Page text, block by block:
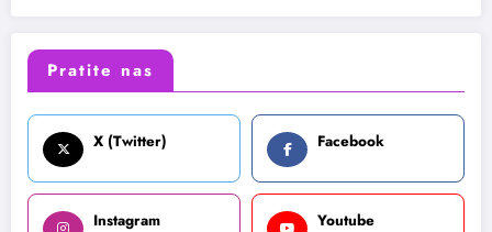
Pratite nas
X (Twitter) Facebook
Instagram Youtube